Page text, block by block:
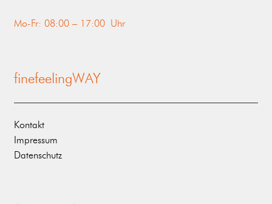
Mo-Fr: 08:00 – 17:00 Uhr
finefeelingWAY
Kontakt
Impressum
Datenschutz